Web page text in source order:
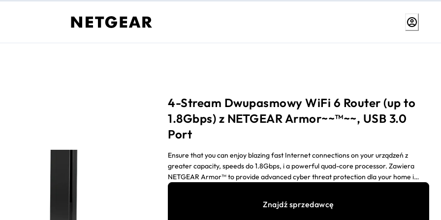
4-Stream Dwupasmowy WiFi 6 Router (up to
1.8Gbps) z NETGEAR Armor~~™~~, USB 3.0
Port
Ensure that you can enjoy blazing fast Internet connections on your urządzeń z
greater capacity, speeds do 1.8Gbps, i a powerful quad-core processor. Zawiera
NETGEAR Armor™ to provide advanced cyber threat protection dla your home i
your connected urządzeń.
Znajdź sprzedawcę